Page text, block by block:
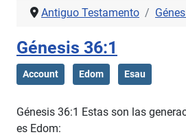
Antiguo Testamento
Génesis 36:1
Account Edom Esau
Génesis 36:1 Estas son las
es Edom: